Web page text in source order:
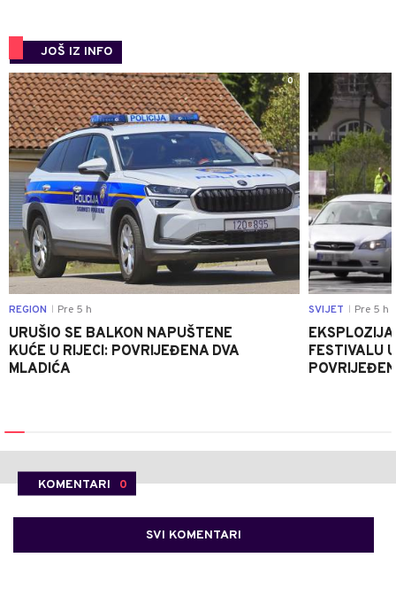
JOŠ IZ INFO
0
REGION Pre 5 h
URUŠIO SE BALKON NAPUŠTENE
KUĆE U RIJECI: POVRIJEĐENA DVA
MLADIĆA
SVIJET Pre 5 h
FESTIVALU
KOMENTARI 0
SVI KOMENTARI